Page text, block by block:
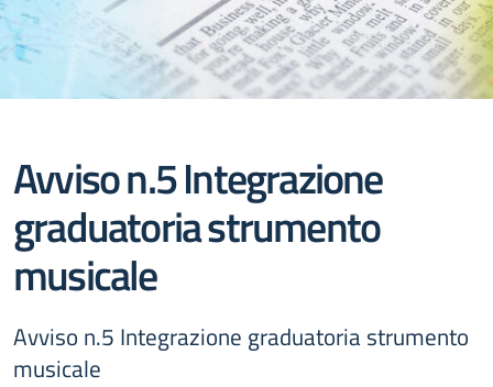
Avviso n.5 Integrazione
graduatoria strumento
musicale
Avviso n.5 Integrazione graduatoria strumento
musicale